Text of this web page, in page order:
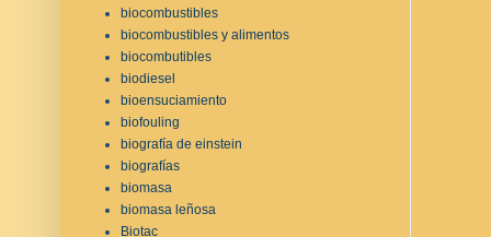
biocombustibles
biocombustibles y alimentos
biocombutibles
biodiesel
bioensuciamiento
biofouling
biografía de einstein
biografías
biomasa
biomasa leñosa
Biotac